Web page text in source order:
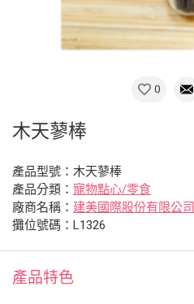
0
木天蓼棒
產品型號：木天蓼棒
產品分類： 寵物點心/零食
廠商名稱： 建美國際股份有限公司
攤位號碼：L1326
產品特色